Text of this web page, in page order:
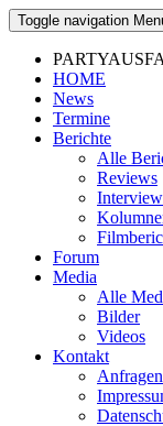
Toggle navigation
HOME
News
Termine
Berichte
Alle
Reviews
Forum
Media
Alle
Bilder
Videos
Kontakt
Anfragen